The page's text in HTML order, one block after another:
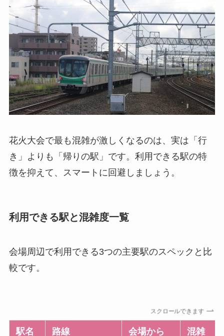
花火大会で最も混雑が激しくなるのは、実は「行
き」よりも「帰りの駅」です。利用できる駅の特
徴を抑えて、スマートに回避しましょう。
利用できる駅と混雑度一覧
会場周辺で利用できる3つの主要駅のスペックと比
較です。
スクロールできます
駅名 路線 会場から 混雑